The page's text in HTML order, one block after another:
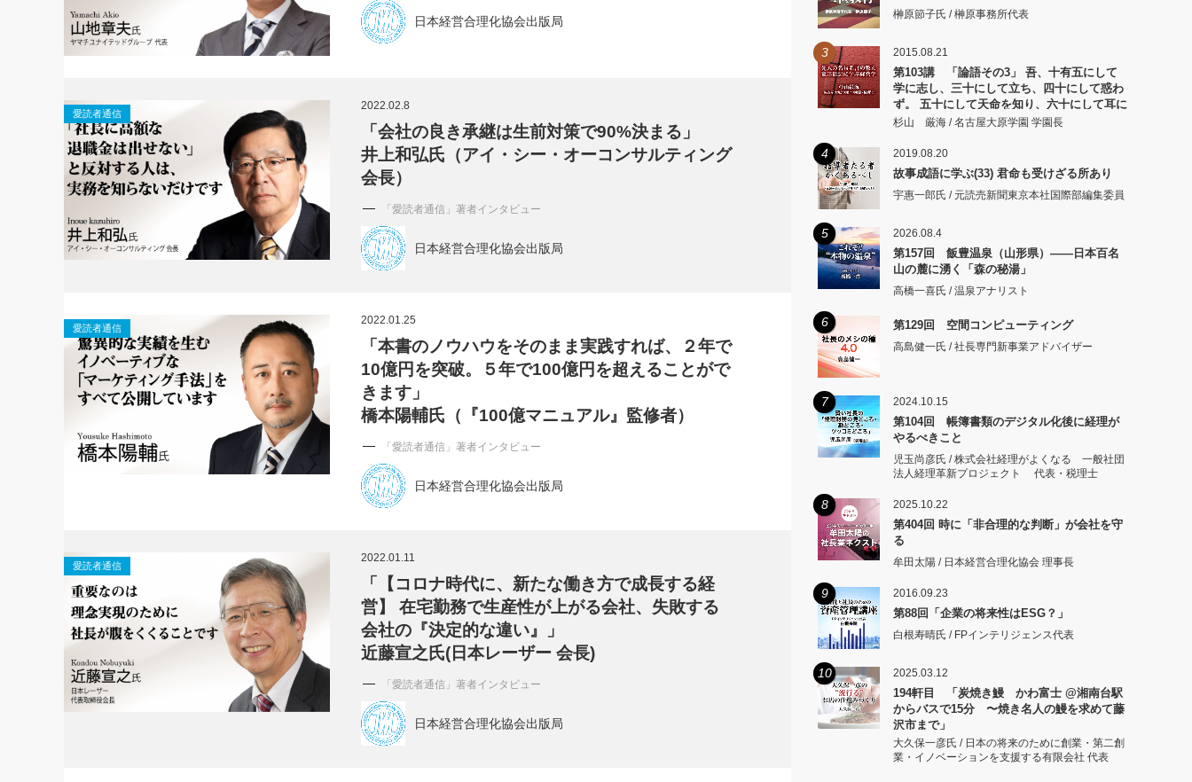
日本経営合理化協会出版局
愛読者通信
2022.02.8
「会社の良き承継は生前対策で90%決まる」
井上和弘氏（アイ・シー・オーコンサルティング
会長）
「愛読者通信」著者インタビュー
日本経営合理化協会出版局
愛読者通信
2022.01.25
「本書のノウハウをそのまま実践すれば、２年で
10億円を突破。５年で100億円を超えることがで
きます」
橋本陽輔氏（『100億マニュアル』監修者）
「愛読者通信」著者インタビュー
日本経営合理化協会出版局
愛読者通信
2022.01.11
「【コロナ時代に、新たな働き方で成長する経
営】 在宅勤務で生産性が上がる会社、失敗する
会社の『決定的な違い』」
近藤宣之氏(日本レーザー 会長)
「愛読者通信」著者インタビュー
日本経営合理化協会出版局
榊原節子氏 / 榊原事務所代表
3 2015.08.21
第103講 「論語その3」 吾、十有五にして
学に志し、三十にして立ち、四十にして惑わ
ず。 五十にして天命を知り、六十にして耳に
従い、 七十にして心の欲するところに従いて
杉山 厳海 / 名古屋大原学園 学園長
4 2019.08.20
故事成語に学ぶ(33) 君命も受けざる所あり
宇惠一郎氏 / 元読売新聞東京本社国際部編集委員
5 2026.08.4
第157回 飯豊温泉（山形県）――日本百名
山の麓に湧く「森の秘湯」
高橋一喜氏 / 温泉アナリスト
6 第129回 空間コンピューティング
高島健一氏 / 社長専門新事業アドバイザー
7 2024.10.15
第104回 帳簿書類のデジタル化後に経理が
やるべきこと
児玉尚彦氏 / 株式会社経理がよくなる 一般社団
法人経理革新プロジェクト 代表・税理士
8 2025.10.22
第404回 時に「非合理的な判断」が会社を守
る
牟田太陽 / 日本経営合理化協会 理事長
9 2016.09.23
第88回「企業の将来性はESG？」
白根寿晴氏 / FPインテリジェンス代表
10 2025.03.12
194軒目 「炭焼き鰻 かわ富士 @湘南台駅
からバスで15分 〜焼き名人の鰻を求めて藤
沢市まで」
大久保一彦氏 / 日本の将来のために創業・第二創
業・イノベーションを支援する有限会社 代表